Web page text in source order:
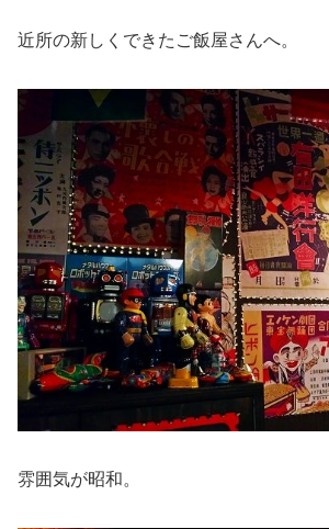
近所の新しくできたご飯屋さんへ。
雰囲気が昭和。